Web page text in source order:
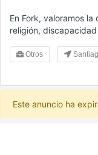
En Fork, valoramos
religión,
Otros
Este anuncio ha